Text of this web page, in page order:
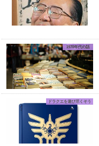
1970年代の話
ドラクエを遊び尽くそう